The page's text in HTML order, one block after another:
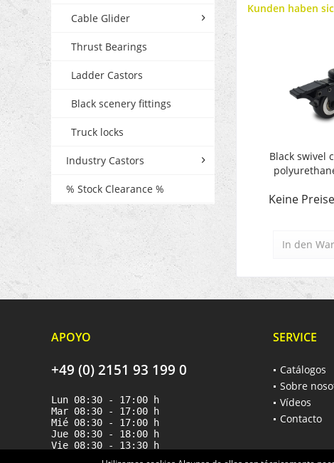
Cable Glider
Thrust Bearings
Ladder Castors
Black scenery fittings
Truck locks
Industry Castors
% Stock Clearance %
Kunden haben
Black swivel
Keine
In den
APOYO
+49 (0) 2151 93 199 0
Lun 08:30 - 17:00 h
Mar 08:30 - 17:00 h
Mié 08:30 - 17:00 h
Jue 08:30 - 18:00 h
Vie 08:30 - 13:30 h
SERVICE
Catálogos
Sobre
Vídeos
Contacto